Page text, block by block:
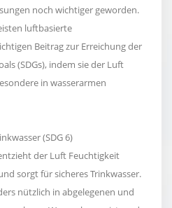
noch wichtiger geworden.
luftbasierte
Beitrag zur Erreichung der
(SDGs), indem sie der Luft
in wasserarmen
(SDG 6)
der Luft Feuchtigkeit
sorgt für sicheres Trinkwasser.
nützlich in abgelegenen und